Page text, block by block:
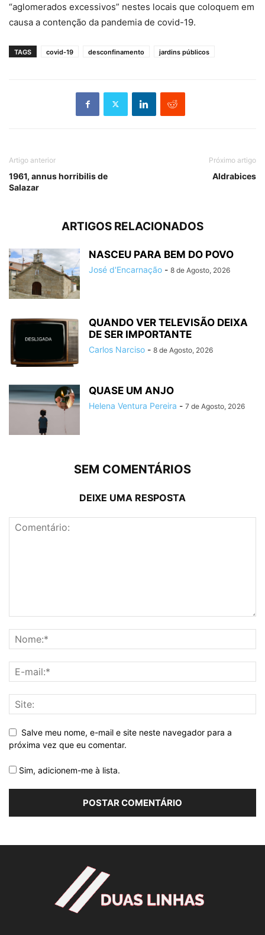
“aglomerados excessivos” nestes locais que coloquem em
causa a contenção da pandemia de covid-19.
TAGS covid-19 desconfinamento jardins públicos
Artigo anterior
1961, annus horribilis de
Salazar
Próximo artigo
Aldrabices
ARTIGOS RELACIONADOS
NASCEU PARA BEM DO POVO
José d'Encarnação - 8 de Agosto, 2026
QUANDO VER TELEVISÃO DEIXA
DE SER IMPORTANTE
Carlos Narciso - 8 de Agosto, 2026
QUASE UM ANJO
Helena Ventura Pereira - 7 de Agosto, 2026
SEM COMENTÁRIOS
DEIXE UMA RESPOSTA
Salve meu nome, e-mail e site neste navegador para a
próxima vez que eu comentar.
Sim, adicionem-me à lista.